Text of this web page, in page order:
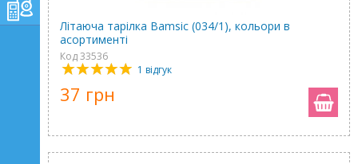
Літаюча тарілка Bamsic (034/1), кольори в
асортименті
Код 33536
1 відгук
37 грн